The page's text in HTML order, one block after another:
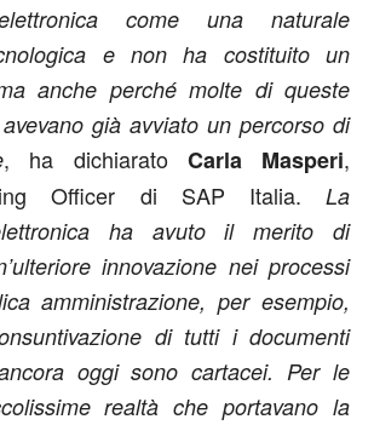
come una naturale
e non ha costituito un
anche perché molte di queste
già avviato un percorso di
, ha dichiarato Carla Masperi,
Officer di SAP Italia. La
ha avuto il merito di
innovazione nei processi
amministrazione, per esempio,
di tutti i documenti
oggi sono cartacei. Per le
realtà che portavano la